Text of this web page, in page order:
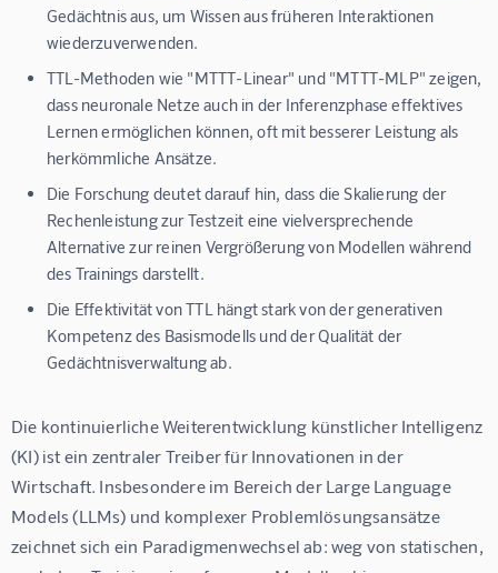
Gedächtnis aus, um Wissen aus früheren Interaktionen
wiederzuverwenden.
TTL-Methoden wie "MTTT-Linear" und "MTTT-MLP" zeigen,
dass neuronale Netze auch in der Inferenzphase effektives
Lernen ermöglichen können, oft mit besserer Leistung als
herkömmliche Ansätze.
Die Forschung deutet darauf hin, dass die Skalierung der
Rechenleistung zur Testzeit eine vielversprechende
Alternative zur reinen Vergrößerung von Modellen während
des Trainings darstellt.
Die Effektivität von TTL hängt stark von der generativen
Kompetenz des Basismodells und der Qualität der
Gedächtnisverwaltung ab.
Die kontinuierliche Weiterentwicklung künstlicher Intelligenz
(KI) ist ein zentraler Treiber für Innovationen in der
Wirtschaft. Insbesondere im Bereich der Large Language
Models (LLMs) und komplexer Problemlösungsansätze
zeichnet sich ein Paradigmenwechsel ab: weg von statischen,